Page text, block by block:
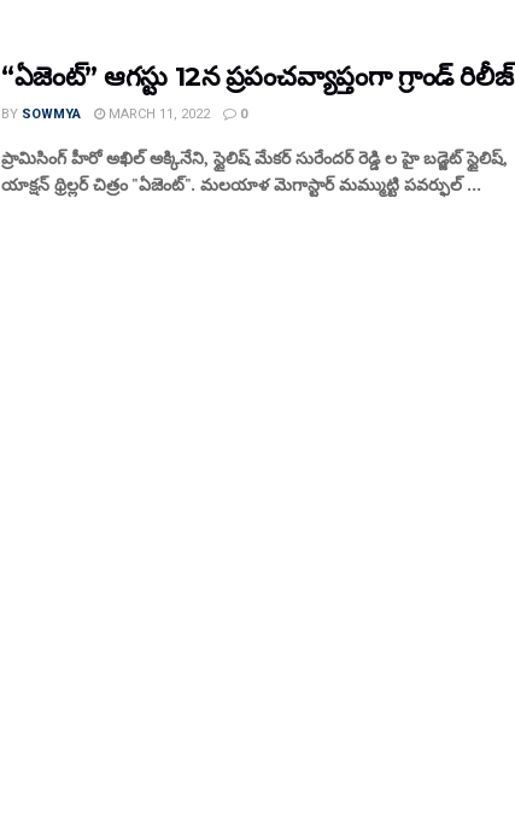
“ఏజెంట్” ఆగస్టు 12న ప్రపంచవ్యాప్తంగా గ్రాండ్ రిలీజ్
BY SOWMYA MARCH 11, 2022 0
ప్రామిసింగ్ హీరో అఖిల్ అక్కినేని, స్టైలిష్ మేకర్ సురేందర్ రెడ్డి ల హై బడ్జెట్ స్టైలిష్,
యాక్షన్ థ్రిల్లర్ చిత్రం "ఏజెంట్". మలయాళ మెగాస్టార్ మమ్ముట్టి పవర్ఫుల్ ...